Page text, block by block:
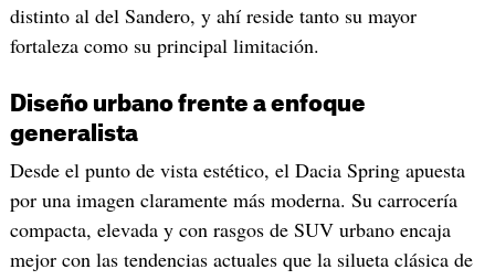
distinto al del Sandero, y ahí reside tanto su mayor
fortaleza como su principal limitación.
Diseño urbano frente a enfoque
generalista
Desde el punto de vista estético, el Dacia Spring apuesta
por una imagen claramente más moderna. Su carrocería
compacta, elevada y con rasgos de SUV urbano encaja
mejor con las tendencias actuales que la silueta clásica de